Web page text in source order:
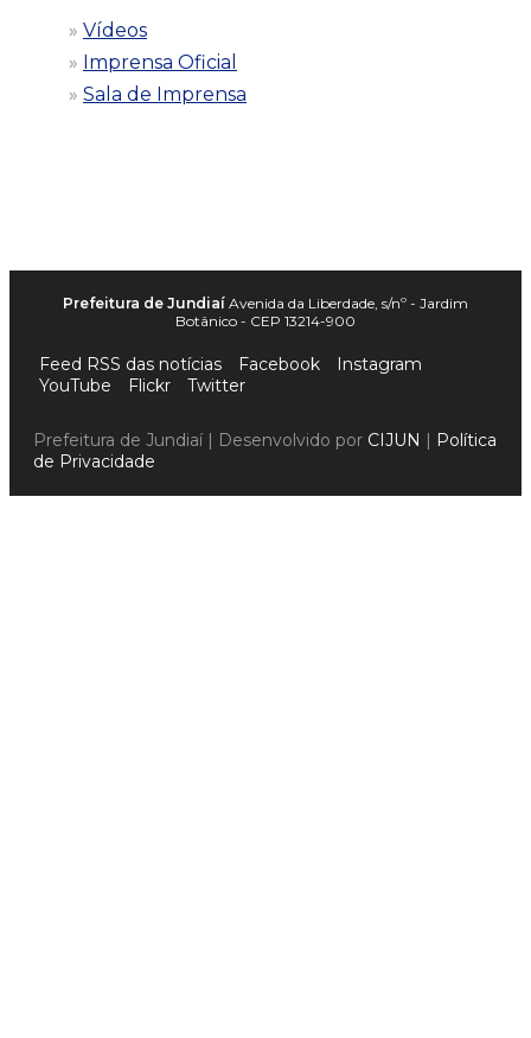
Vídeos
Imprensa Oficial
Sala de Imprensa
Prefeitura de Jundiaí Avenida da Liberdade, s/nº - Jardim
Botânico - CEP 13214-900
Feed RSS das notícias Facebook
Instagram
YouTube
Flickr Twitter
Prefeitura de Jundiaí | Desenvolvido por CIJUN
Política
de Privacidade